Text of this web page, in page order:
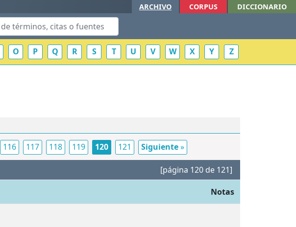
ARCHIVO CORPUS DICCIONARIO
O P Q R S T U V W X Y Z
116 117 118 119 120 121 Siguiente»
[página 120 de 121]
Notas